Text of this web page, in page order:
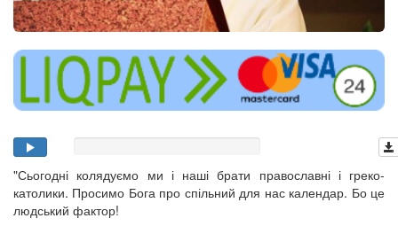
"Сьогодні колядуємо ми і наші брати православні і греко-
католики. Просимо Бога про спільний для нас календар. Бо це
людський фактор!